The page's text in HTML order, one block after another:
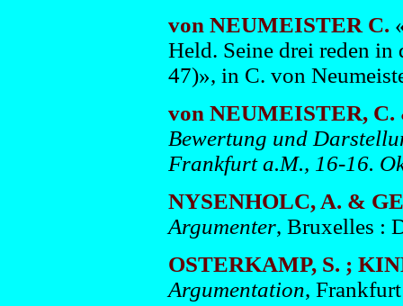
von NEUMEISTER C.
Held. Seine drei reden in
47)», in C. von
von NEUMEISTER,
Bewertung und
Frankfurt a.M., 16-16.
NYSENHOLC, A. &
Argumenter, Bruxelles :
OSTERKAMP, S. ;
Argumentation,